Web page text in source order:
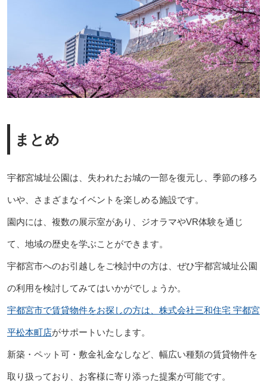
まとめ
宇都宮城址公園は、失われたお城の一部を復元し、季節の移ろ
いや、さまざまなイベントを楽しめる施設です。
園内には、複数の展示室があり、ジオラマやVR体験を通じ
て、地域の歴史を学ぶことができます。
宇都宮市へのお引越しをご検討中の方は、ぜひ宇都宮城址公園
の利用を検討してみてはいかがでしょうか。
宇都宮市で賃貸物件をお探しの方は、株式会社三和住宅 宇都宮
平松本町店がサポートいたします。
新築・ペット可・敷金礼金なしなど、幅広い種類の賃貸物件を
取り扱っており、お客様に寄り添った提案が可能です。